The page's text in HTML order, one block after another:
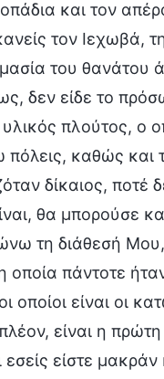
και τον
τον Ιεχωβά,
του θανάτου
δεν είδε το
πλούτος, ο
πόλεις, καθώς
δίκαιος, ποτέ
θα μπορούσε
τη διάθεσή
πάντοτε
είναι οι
είναι η
είστε